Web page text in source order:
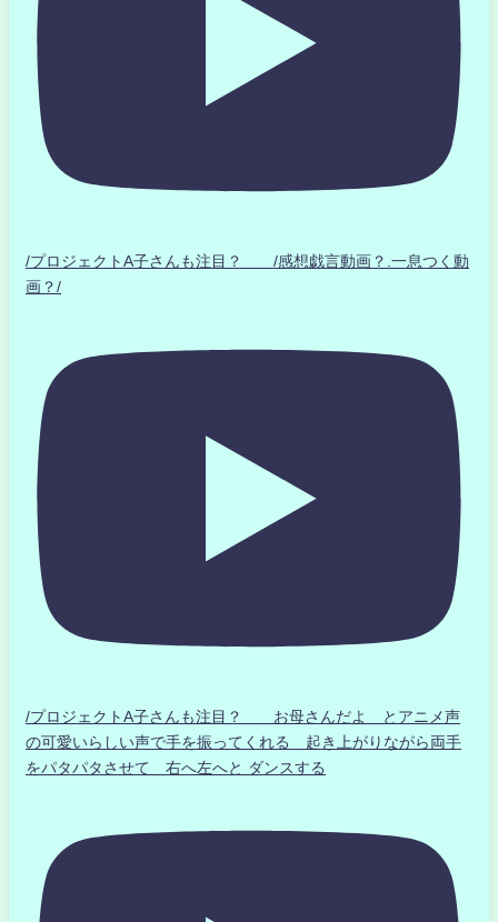
/プロジェクトA子さんも注目？ /感想戯言動画？.一息つく動
画？/
/プロジェクトA子さんも注目？ お母さんだよ とアニメ声
の可愛いらしい声で手を振ってくれる 起き上がりながら両手
をパタパタさせて 右へ左へと ダンスする